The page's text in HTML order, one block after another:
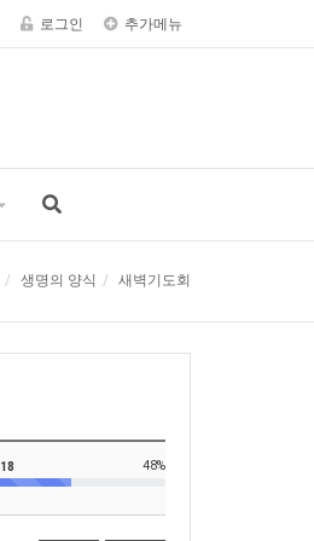
로그인 추가메뉴
생명의 양식 새벽기도회
18 48%